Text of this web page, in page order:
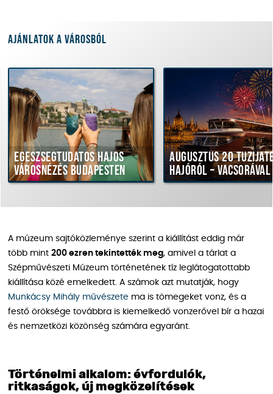
Ajánlatok a városból
hajós
Budapesten
Augusztus 20 tűzijáték
hajóról – vacsorával
A múzeum sajtóközleménye szerint a kiállítást eddig már
több mint 200 ezren tekintették meg, amivel a tárlat a
Szépművészeti Múzeum történetének tíz leglátogatottabb
kiállítása közé emelkedett. A számok azt mutatják, hogy
Munkácsy Mihály művészete ma is tömegeket vonz, és a
festő öröksége továbbra is kiemelkedő vonzerővel bír a hazai
és nemzetközi közönség számára egyaránt.
Történelmi alkalom: évfordulók,
ritkaságok, új megközelítések